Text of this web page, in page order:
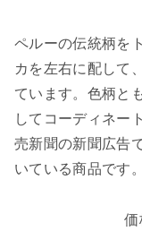
ペルーの伝統柄を
カを左右に配して
ています。色柄と
してコーディネー
売新聞の新聞広告
いている商品です
価